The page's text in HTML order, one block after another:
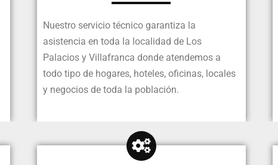
Nuestro servicio técnico garantiza la
asistencia en toda la localidad de Los
Palacios y Villafranca donde atendemos a
todo tipo de hogares, hoteles, oficinas, locales
y negocios de toda la población.